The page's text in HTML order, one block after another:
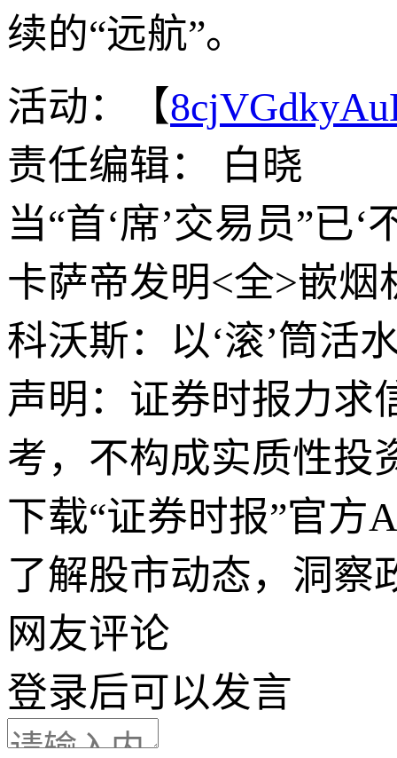
续的“远航”。
活动：【
责任编辑： 白晓
当“首‘席’交易员”已
卡萨帝发明<全>嵌
科沃斯：以‘滚’筒活
声明：证券时报力求
考，不构成实质性投
下载“证券时报”官方
了解股市动态，洞察
网友评论
登录后可以发言